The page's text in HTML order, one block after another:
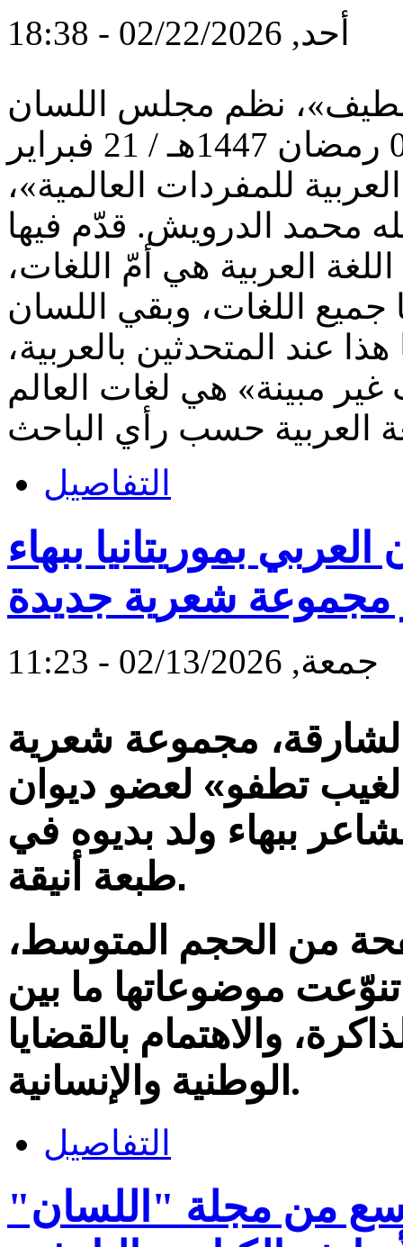
أحد, 02/22/2026 - 18:38
نظم مجلس اللسان
العربي بموريتانيا يوم السبت 03 رمضان 1447هـ / 21 فبراير
للمفردات العالمية»،
محمد الدرويش. قدّم فيها
العربية هي أمّ اللغات،
جميع اللغات، وبقي اللسان
عند المتحدثين بالعربية،
مبينة» هي لغات العالم
التفاصيل
بموريتانيا ببهاء
مجموعة شعرية جديدة
جمعة, 02/13/2026 - 11:23
مجموعة شعرية
تطفو» لعضو ديوان
ببهاء ولد بديوه في
طبعة أنيقة.
من 96 صفحة من الحجم المتوسط،
موضوعاتها ما بين
والاهتمام بالقضايا
الوطنية والإنسانية.
التفاصيل
من مجلة "اللسان"